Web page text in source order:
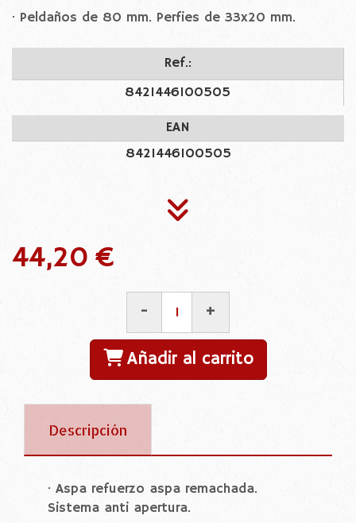
· Peldaños de 80 mm. Perfies de 33x20 mm.
Ref.:
8421446100505
EAN
8421446100505
44,20 €
- +
Añadir al carrito
Descripción
· Aspa refuerzo aspa remachada.
Sistema anti apertura.